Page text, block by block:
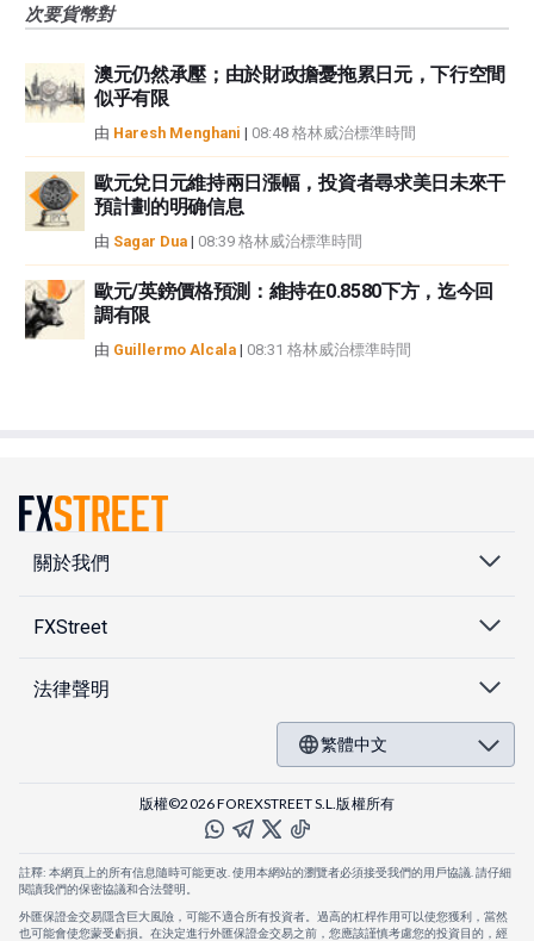
次要貨幣對
澳元仍然承壓；由於財政擔憂拖累日元，下行空間
似乎有限
由 Haresh Menghani | 08:48 格林威治標準時間
歐元兌日元維持兩日漲幅，投資者尋求美日未來干
預計劃的明确信息
由 Sagar Dua | 08:39 格林威治標準時間
歐元/英鎊價格預測：維持在0.8580下方，迄今回
調有限
由 Guillermo Alcala | 08:31 格林威治標準時間
關於我們
FXStreet
法律聲明
繁體中文
版權©2026 FOREXSTREET S.L.版權所有
註釋: 本網頁上的所有信息隨時可能更改. 使用本網站的瀏覽者必須接受我們的用戶協議. 請仔細
閱讀我們的保密協議和合法聲明。
外匯保證金交易隱含巨大風險，可能不適合所有投資者。過高的杠桿作用可以使您獲利，當然
也可能會使您蒙受虧損。在決定進行外匯保證金交易之前，您應該謹慎考慮您的投資目的，經